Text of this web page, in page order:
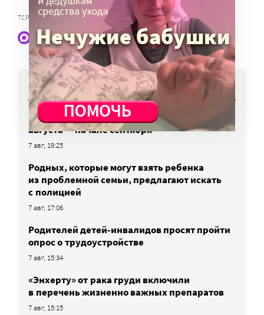
ТСР КОМПЕНСАЦИЯ ЗА ТСР
Наши статьи и новости в Max. Подпишитесь
НОВОСТИ
Вторая волна клещей ожидается в конце
августа — начале сентября
7 авг, 19:25
Родных, которые могут взять ребенка
из проблемной семьи, предлагают искать
с полицией
7 авг, 17:06
Родителей детей-инвалидов просят пройти
опрос о трудоустройстве
7 авг, 15:34
«Энхерту» от рака груди включили
в перечень жизненно важных препаратов
7 авг, 15:15